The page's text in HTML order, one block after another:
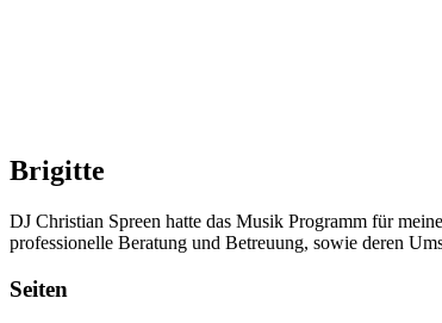
Brigitte
DJ Christian Spreen hatte das Musik Programm für
professionelle Beratung und Betreuung, sowie deren
Seiten